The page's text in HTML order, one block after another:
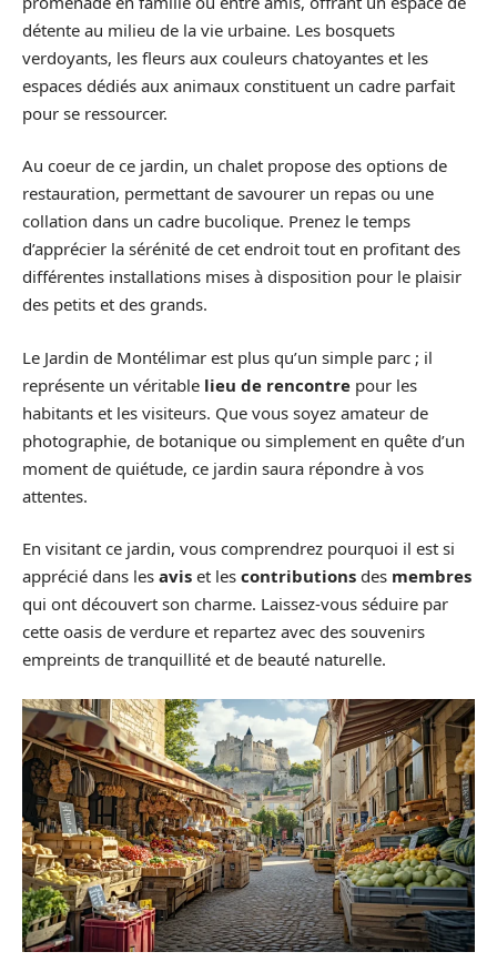
détente au milieu de la vie urbaine. Les bosquets
verdoyants, les fleurs aux couleurs chatoyantes et les
espaces dédiés aux animaux constituent un cadre parfait
pour se ressourcer.
Au coeur de ce jardin, un chalet propose des options de
restauration, permettant de savourer un repas ou une
collation dans un cadre bucolique. Prenez le temps
d’apprécier la sérénité de cet endroit tout en profitant des
différentes installations mises à disposition pour le plaisir
des petits et des grands.
Le Jardin de Montélimar est plus qu’un simple parc ; il
représente un véritable lieu de rencontre pour les
habitants et les visiteurs. Que vous soyez amateur de
photographie, de botanique ou simplement en quête d’un
moment de quiétude, ce jardin saura répondre à vos
attentes.
En visitant ce jardin, vous comprendrez pourquoi il est si
apprécié dans les avis et les contributions des membres
qui ont découvert son charme. Laissez-vous séduire par
cette oasis de verdure et repartez avec des souvenirs
empreints de tranquillité et de beauté naturelle.